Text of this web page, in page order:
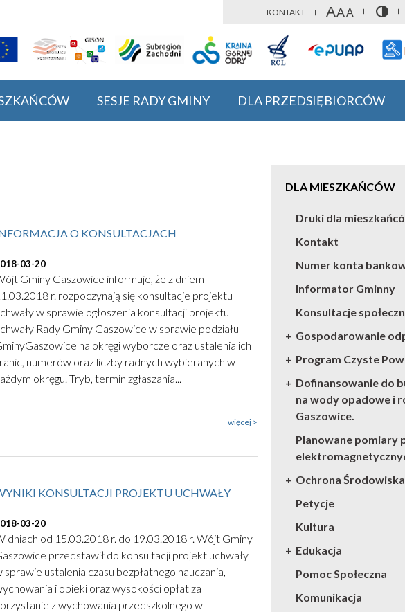
KONTAKT
SESJE RADY GMINY DLA PRZEDSIĘBIORCÓW
O KONSULTACJACH
03-20
Gminy Gaszowice informuje, że z dniem
r. rozpoczynają się konsultacje projektu
w sprawie ogłoszenia konsultacji projektu
Rady Gminy Gaszowice w sprawie podziału
na okręgi wyborcze oraz ustalenia ich
numerów oraz liczby radnych wybieranych w
okręgu. Tryb, termin zgłaszania...
więcej >
KONSULTACJI PROJEKTU UCHWAŁY
03-20
dniach od 15.03.2018 r. do 19.03.2018 r. Wójt Gminy
przedstawił do konsultacji projekt uchwały
sprawie ustalenia czasu bezpłatnego nauczania,
i opieki oraz wysokości opłat za
z wychowania przedszkolnego w
DLA MIESZKAŃCÓW
Druki dla
Kontakt
Numer konta
Informator Gminny
Konsultacje
Gospodarowanie
Program Czyste
Dofinansowanie do
na wody opadowe i
Gaszowice.
Planowane pomiary
Ochrona Środowiska
Petycje
Kultura
Edukacja
Pomoc Społeczna
Komunikacja